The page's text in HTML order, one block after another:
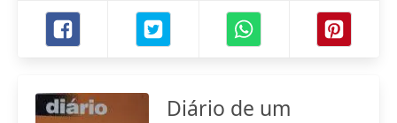
Diário de um